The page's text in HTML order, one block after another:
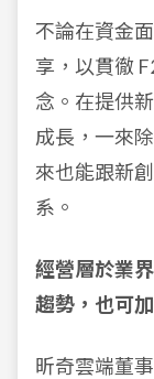
不論在資金
享，以貫徹
念。在提供
成長，一來
來也能跟新
系。
經營層於業
趨勢，也可
昕奇雲端董